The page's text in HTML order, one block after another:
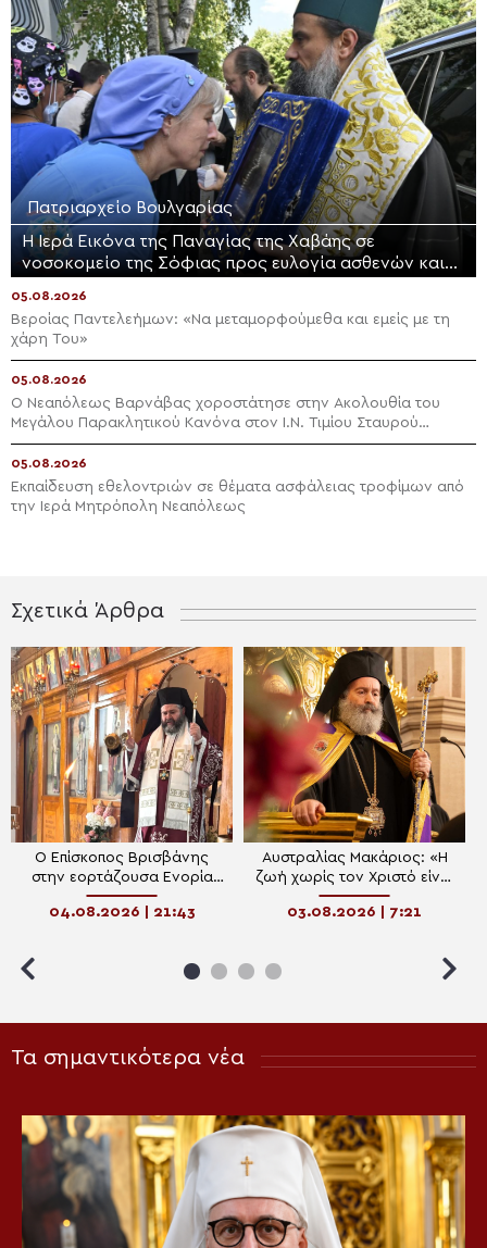
Πατριαρχείο Βουλγαρίας
Η Ιερά Εικόνα της Παναγίας της Χαβάης σε
νοσοκομείο της Σόφιας προς ευλογία ασθενών και
05.08.2026
Βεροίας Παντελεήμων: «Nα μεταμορφούμεθα και εμείς με τη
χάρη Του»
05.08.2026
Ο Νεαπόλεως Βαρνάβας χοροστάτησε στην Ακολουθία του
Μεγάλου Παρακλητικού Κανόνα στον Ι.Ν. Τιμίου Σταυρού
Διαλογής
05.08.2026
Εκπαίδευση εθελοντριών σε θέματα ασφάλειας τροφίμων από
την Ιερά Μητρόπολη Νεαπόλεως
Σχετικά Άρθρα
Ο Επίσκοπος Βρισβάνης
στην εορτάζουσα Ενορία
Αγίου Στεφάνου Home Hill
04.08.2026 | 21:43
Αυστραλίας Μακάριος: «Η
ζωή χωρίς τον Χριστό είναι
θάνατος· με τον Χριστό,
ακόμη και ο θάνατος γίνεται
03.08.2026 | 7:21
Τα σημαντικότερα νέα